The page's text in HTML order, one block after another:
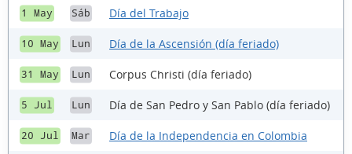
1 May Sáb Día del Trabajo
10 May Lun Día de la Ascensión (día feriado)
31 May Lun Corpus Christi (día feriado)
5 Jul Lun Día de San Pedro y San Pablo (día feriado)
20 Jul Mar Día de la Independencia en Colombia